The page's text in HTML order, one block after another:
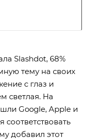
Slashdot, 68%
тему на своих
с глаз и
светлая. На
Google, Apple и
соответствовать
добавил этот